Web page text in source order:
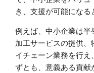
き、支援が可能になる
例えば、中小企業は半
加工サービスの提供、
イチェーン業務を行え
ずとも、意義ある貢献